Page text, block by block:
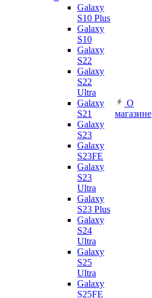
Galaxy
S10 Plus
Galaxy
S10
Galaxy
S22
Galaxy
S22
Ultra
Galaxy
S21
Galaxy
S23
Galaxy
S23FE
Galaxy
S23
Ultra
Galaxy
S23 Plus
Galaxy
S24
Ultra
Galaxy
S25
Ultra
Galaxy
S25FE
О
магазине